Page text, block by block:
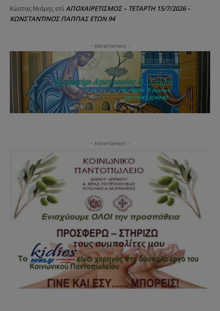
Κώστας Μιάμης επίΑΠΟΧΑΙΡΕΤΙΣΜΟΣ – ΤΕΤΑΡΤΗ 15/7/2026 –
ΚΩΝΣΤΑΝΤΙΝΟΣ ΠΑΠΠΑΣ ΕΤΩΝ 94
- Advertisment -
- Advertisment -